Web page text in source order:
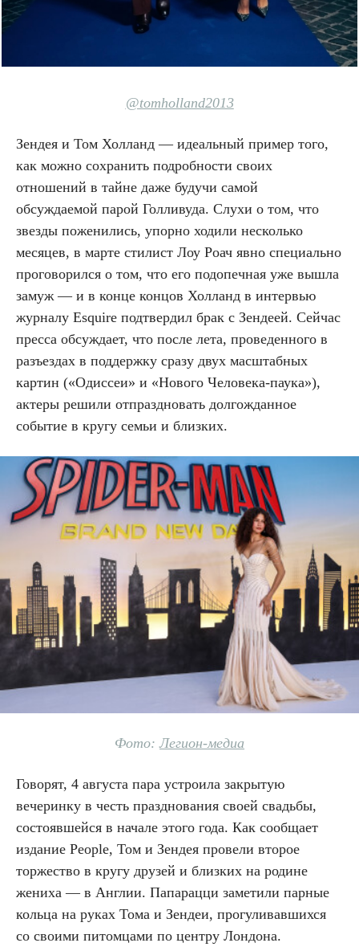
@tomholland2013
Зендея и Том Холланд — идеальный пример того,
как можно сохранить подробности своих
отношений в тайне даже будучи самой
обсуждаемой парой Голливуда. Слухи о том, что
звезды поженились, упорно ходили несколько
месяцев, в марте стилист Лоу Роач явно специально
проговорился о том, что его подопечная уже вышла
замуж — и в конце концов Холланд в интервью
журналу Esquire подтвердил брак с Зендеей. Сейчас
пресса обсуждает, что после лета, проведенного в
разъездах в поддержку сразу двух масштабных
картин («Одиссеи» и «Нового Человека-паука»),
актеры решили отпраздновать долгожданное
событие в кругу семьи и близких.
Фото:Легион-медиа
Говорят, 4 августа пара устроила закрытую
вечеринку в честь празднования своей свадьбы,
состоявшейся в начале этого года. Как сообщает
издание People, Том и Зендея провели второе
торжество в кругу друзей и близких на родине
жениха — в Англии. Папарацци заметили парные
кольца на руках Тома и Зендеи, прогуливавшихся
со своими питомцами по центру Лондона.